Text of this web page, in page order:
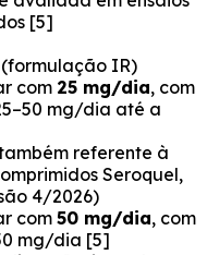
[5]
IR)
com 25 mg/dia, com
mg/dia até a
referente à
Seroquel,
4/2026)
com50 mg/dia, com
mg/dia [5]